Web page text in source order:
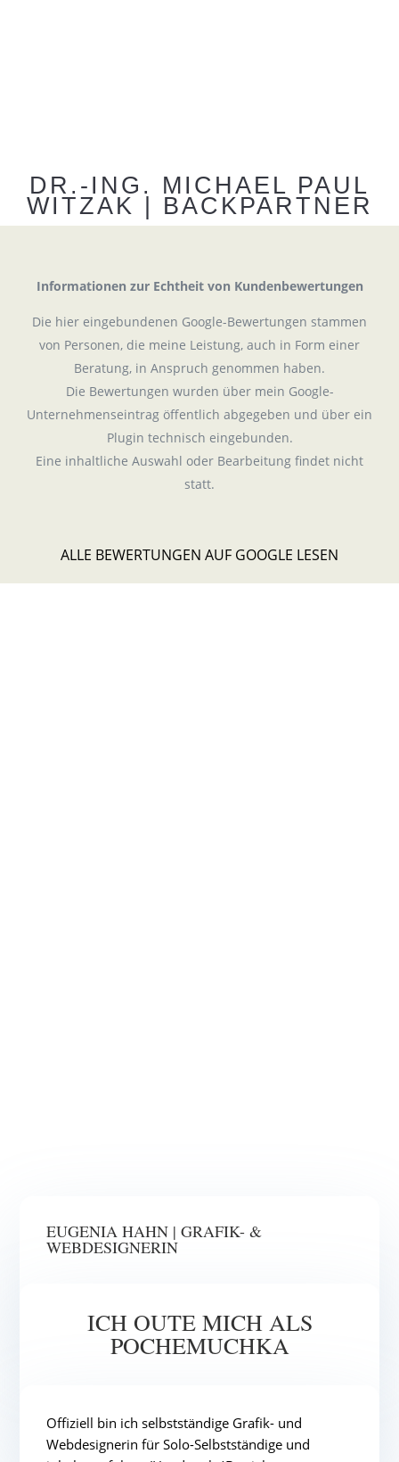
DR.-ING. MICHAEL PAUL
WITZAK | BACKPARTNER
Informationen zur Echtheit von Kundenbewertungen
Die hier eingebundenen Google-Bewertungen stammen
von Personen, die meine Leistung, auch in Form einer
Beratung, in Anspruch genommen haben.
Die Bewertungen wurden über mein Google-
Unternehmenseintrag öffentlich abgegeben und über ein
Plugin technisch eingebunden.
Eine inhaltliche Auswahl oder Bearbeitung findet nicht
statt.
ALLE BEWERTUNGEN AUF GOOGLE LESEN
EUGENIA HAHN | GRAFIK- &
WEBDESIGNERIN
ICH OUTE MICH ALS
POCHEMUCHKA
Offiziell bin ich selbstständige Grafik- und
Webdesignerin für Solo-Selbstständige und